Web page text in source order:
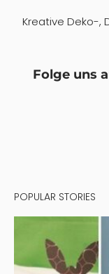
Kreative Deko-,
Folge uns
POPULAR STORIES